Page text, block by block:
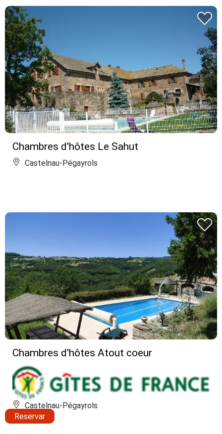
Chambres d'hôtes Le Sahut
Castelnau-Pégayrols
Chambres d'hôtes Atout coeur
Castelnau-Pégayrols
Reservar